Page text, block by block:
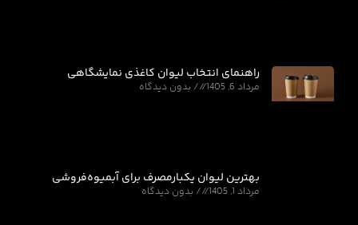
راهنمای انتخاب لیوان کاغذی نمایشگاهی
مرداد 6, 1405 بدون دیدگاه
بهترین لیوان یکبارمصرف برای آبمیوه‌فروشی
مرداد 1, 1405 بدون دیدگاه